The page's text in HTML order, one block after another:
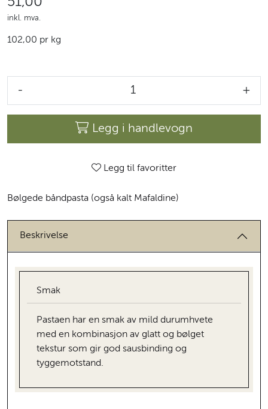
inkl. mva.
102,00 pr kg
- +
Legg i handlevogn
Legg til favoritter
Bølgede båndpasta (også kalt Mafaldine)
Beskrivelse
Smak
Pastaen har en smak av mild durumhvete
med en kombinasjon av glatt og bølget
tekstur som gir god sausbinding og
tyggemotstand.